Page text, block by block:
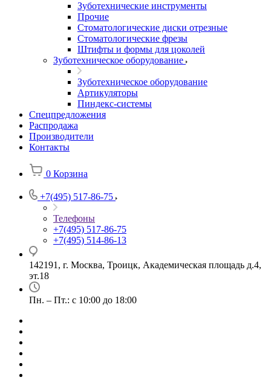
Зуботехнические инструменты
Прочие
Стоматологические диски отрезные
Стоматологические фрезы
Штифты и формы для цоколей
Зуботехническое оборудование
Зуботехническое оборудование
Артикуляторы
Пиндекс-системы
Спецпредложения
Распродажа
Производители
Контакты
0 Корзина
+7(495) 517-86-75
Телефоны
+7(495) 517-86-75
+7(495) 514-86-13
142191, г. Москва, Троицк, Академическая площадь д.4,
эт.18
Пн. – Пт.: с 10:00 до 18:00